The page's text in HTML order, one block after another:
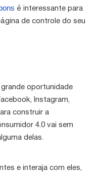
é interessante para
de controle do seu
oportunidade
Instagram,
construir a
4.0 vai sem
delas.
e interaja com eles,